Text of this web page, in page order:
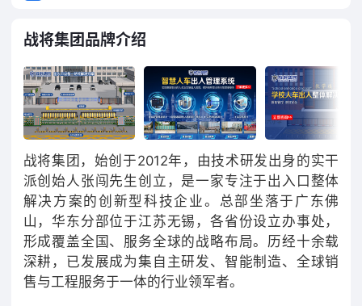
直线门优选榜
悬浮折叠门优选榜 第9名
战将集团品牌介绍
战将集团，始创于2012年，由技术研发出身的实干
派创始人张闯先生创立，是一家专注于出入口整体
解决方案的创新型科技企业。总部坐落于广东佛
山，华东分部位于江苏无锡，各省份设立办事处，
形成覆盖全国、服务全球的战略布局。历经十余载
深耕，已发展成为集自主研发、智能制造、全球销
售与工程服务于一体的行业领军者。